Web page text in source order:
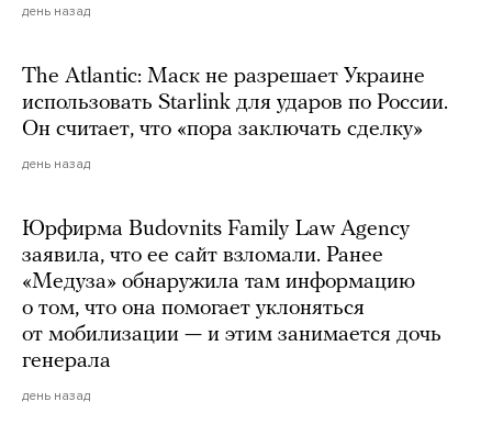
день назад
The Atlantic: Маск не разрешает Украине
использовать Starlink для ударов по России.
Он считает, что «пора заключать сделку»
день назад
Юрфирма Budovnits Family Law Agency
заявила, что ее сайт взломали. Ранее
«Медуза» обнаружила там информацию
о том, что она помогает уклоняться
от мобилизации — и этим занимается дочь
генерала
день назад